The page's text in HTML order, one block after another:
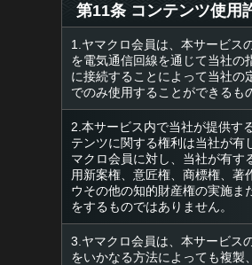
第11条 コンテンツ使用
1.ヤマクロ会員は、本サービス
を電気通信回線を通じて当社の
に接続することによって当社の
でのみ使用することができるも
2.本サービス内で当社が提供す
テンツに関する権利は当社が有
マクロ会員に対し、当社が有す
用新案権、意匠権、商標権、著
ウその他の知的財産権の実施ま
をするものではありません。
3.ヤマクロ会員は、本サービス
をいかなる方法によっても複製